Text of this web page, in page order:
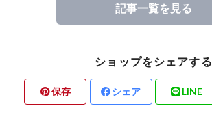
記事一覧を見る
ショップをシェアする
保存 シェア LINE